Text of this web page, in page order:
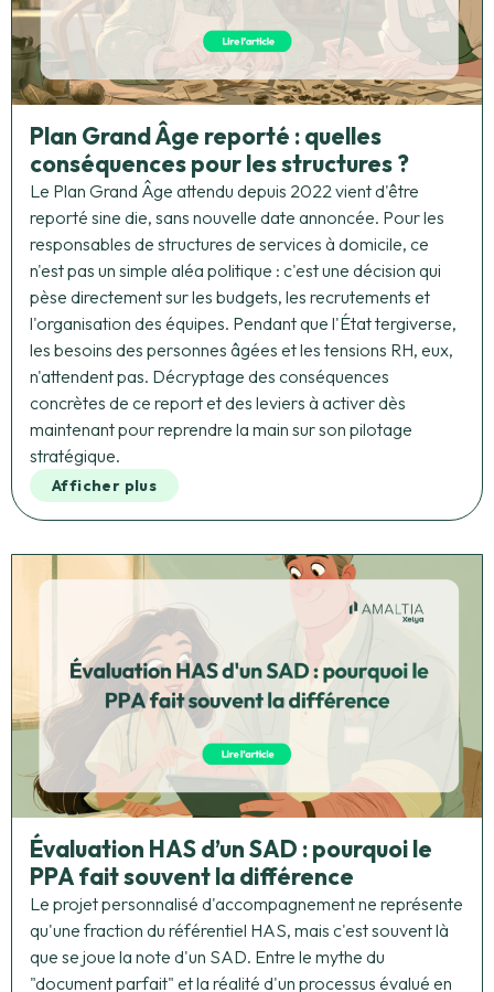
Plan Grand Âge reporté : quelles
conséquences pour les structures ?
Le Plan Grand Âge attendu depuis 2022 vient d'être
reporté sine die, sans nouvelle date annoncée. Pour les
responsables de structures de services à domicile, ce
n'est pas un simple aléa politique : c'est une décision qui
pèse directement sur les budgets, les recrutements et
l'organisation des équipes. Pendant que l'État tergiverse,
les besoins des personnes âgées et les tensions RH, eux,
n'attendent pas. Décryptage des conséquences
concrètes de ce report et des leviers à activer dès
maintenant pour reprendre la main sur son pilotage
stratégique.
Afficher plus
Évaluation HAS d’un SAD : pourquoi le
PPA fait souvent la différence
Le projet personnalisé d'accompagnement ne représente
qu'une fraction du référentiel HAS, mais c'est souvent là
que se joue la note d'un SAD. Entre le mythe du
"document parfait" et la réalité d'un processus évalué en